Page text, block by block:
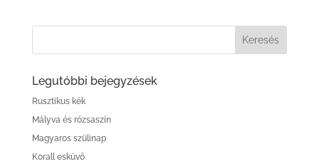
Legutóbbi bejegyzések
Rusztikus kék
Mályva és rózsaszín
Magyaros szülinap
Korall esküvő